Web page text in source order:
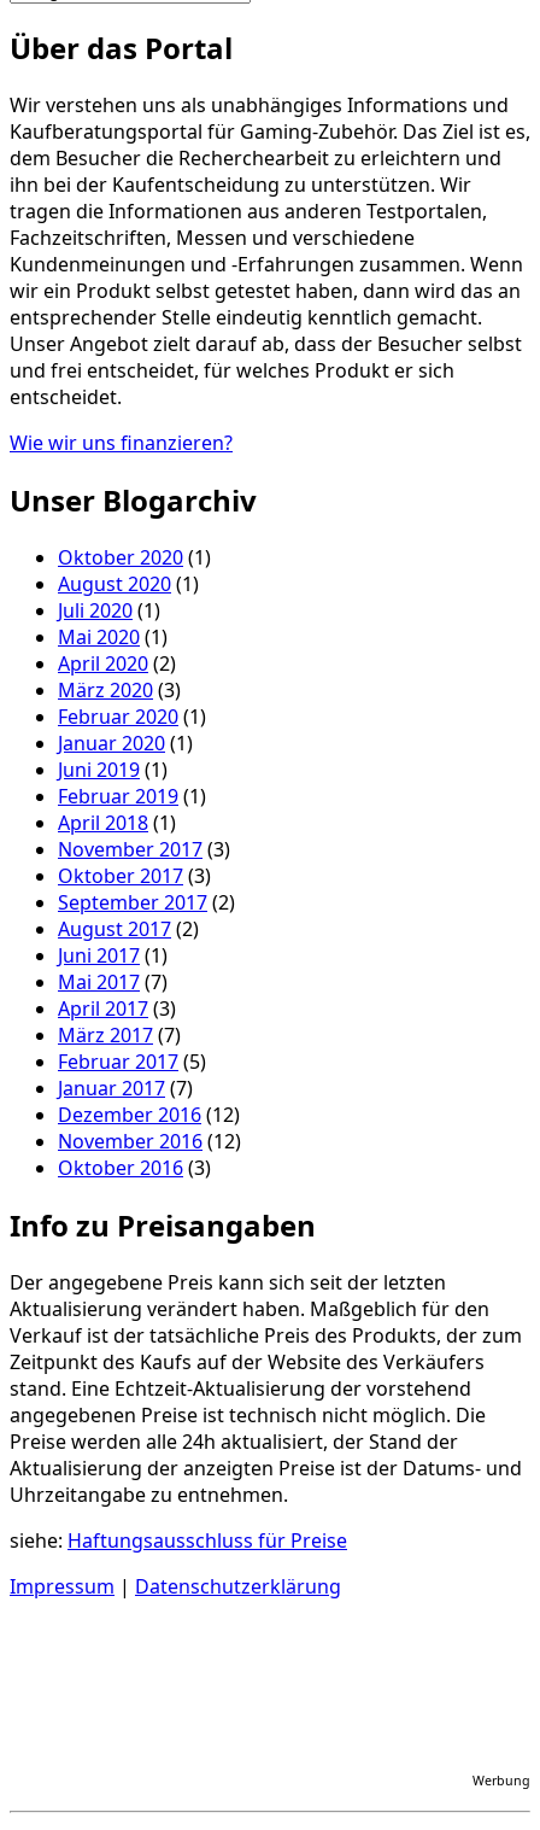
Über das Portal
Wir verstehen uns als unabhängiges Informations und
Kaufberatungsportal für Gaming-Zubehör. Das Ziel ist es,
dem Besucher die Recherchearbeit zu erleichtern und
ihn bei der Kaufentscheidung zu unterstützen. Wir
tragen die Informationen aus anderen Testportalen,
Fachzeitschriften, Messen und verschiedene
Kundenmeinungen und -Erfahrungen zusammen. Wenn
wir ein Produkt selbst getestet haben, dann wird das an
entsprechender Stelle eindeutig kenntlich gemacht.
Unser Angebot zielt darauf ab, dass der Besucher selbst
und frei entscheidet, für welches Produkt er sich
entscheidet.
Wie wir uns finanzieren?
Unser Blogarchiv
Oktober 2020(1)
August 2020(1)
Juli 2020(1)
Mai 2020(1)
April 2020(2)
März 2020(3)
Februar 2020(1)
Januar 2020(1)
Juni 2019(1)
Februar 2019(1)
April 2018(1)
November 2017(3)
Oktober 2017(3)
September 2017(2)
August 2017(2)
Juni 2017(1)
Mai 2017(7)
April 2017(3)
März 2017(7)
Februar 2017(5)
Januar 2017(7)
Dezember 2016(12)
November 2016(12)
Oktober 2016(3)
Info zu Preisangaben
Der angegebene Preis kann sich seit der letzten
Aktualisierung verändert haben. Maßgeblich für den
Verkauf ist der tatsächliche Preis des Produkts, der zum
Zeitpunkt des Kaufs auf der Website des Verkäufers
stand. Eine Echtzeit-Aktualisierung der vorstehend
angegebenen Preise ist technisch nicht möglich. Die
Preise werden alle 24h aktualisiert, der Stand der
Aktualisierung der anzeigten Preise ist der Datums- und
Uhrzeitangabe zu entnehmen.
siehe: Haftungsausschluss für Preise
Impressum | Datenschutzerklärung
Werbung